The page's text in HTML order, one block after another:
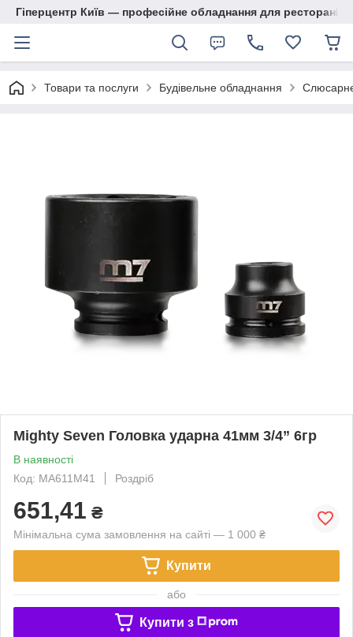
Гіперцентр Київ — професійне обладнання для ресторанів,
Товари та послуги Будівельне обладнання
Mighty Seven Головка ударна 41мм 3/4” 6гр
В наявності
Код: MA611M41
Роздріб
651,41 ₴
Мінімальна сума замовлення на сайті — 1 000 ₴
Купити
або
Купити з